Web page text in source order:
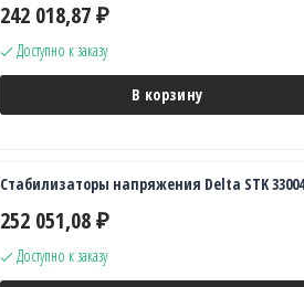
242 018,87 ₽
Доступно к заказу
В корзину
Стабилизаторы напряжения Delta STK
252 051,08 ₽
Доступно к заказу